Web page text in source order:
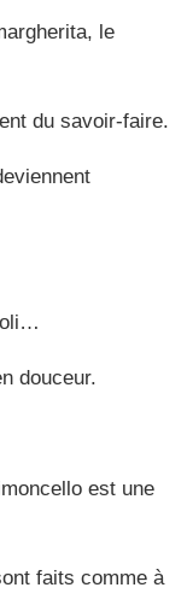
le
du savoir-faire.
douceur.
est une
faits comme à